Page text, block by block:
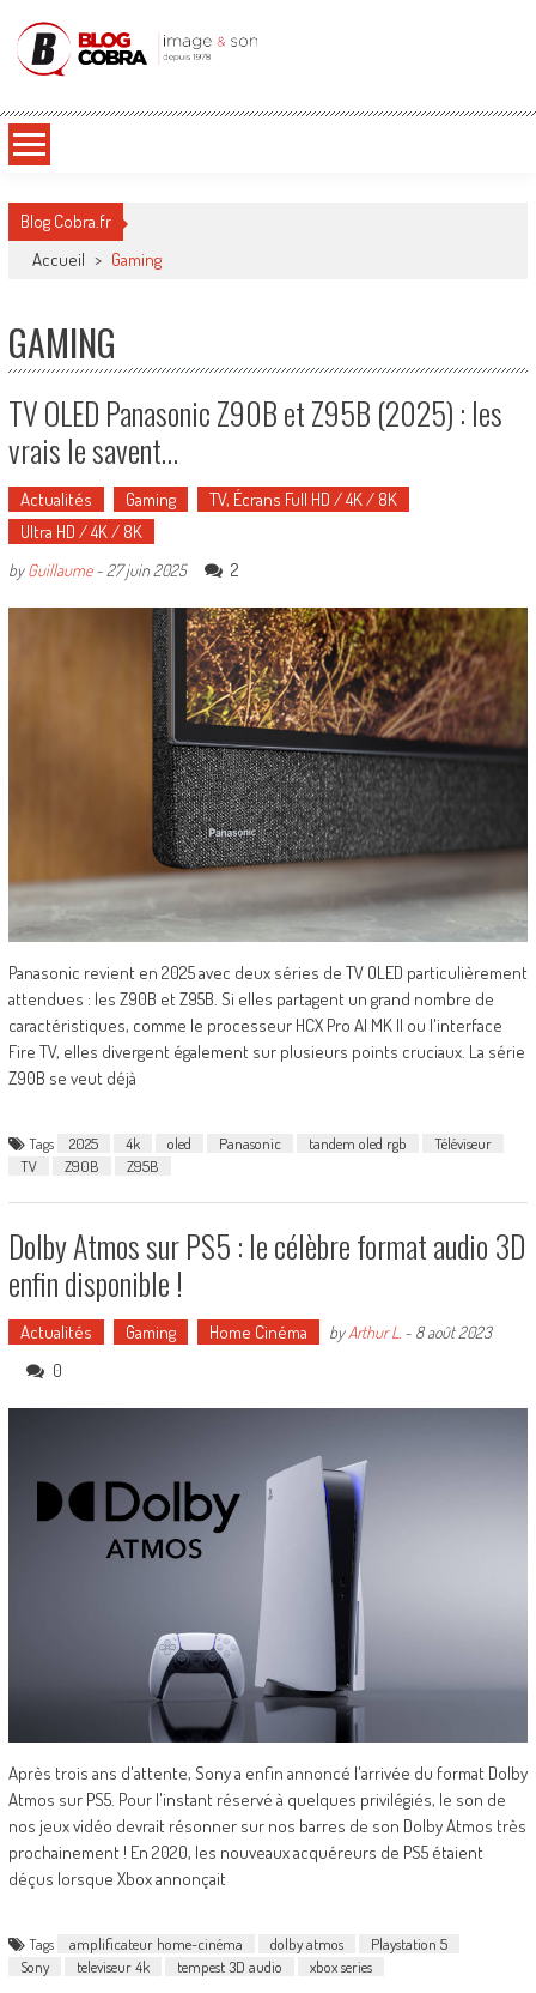
Blog Cobra
Blog Cobra.fr
Accueil > Gaming
GAMING
TV OLED Panasonic Z90B et Z95B (2025) : les
vrais le savent…
Actualités Gaming
TV, Écrans Full HD / 4K / 8K
Ultra HD / 4K / 8K
byGuillaume- 27 juin 2025 2
Panasonic revient en 2025 avec deux séries de TV OLED particulièrement
attendues : les Z90B et Z95B. Si elles partagent un grand nombre de
caractéristiques, comme le processeur HCX Pro AI MK II ou l'interface
Fire TV, elles divergent également sur plusieurs points cruciaux. La série
Z90B se veut déjà
Tags 2025 4k oled Panasonic tandem oled rgb
Téléviseur
TV
Z90B Z95B
Dolby Atmos sur PS5 : le célèbre format audio 3D
enfin disponible !
Actualités Gaming Home Cinéma byArthur L. - 8 août 2023
0
Après trois ans d'attente, Sony a enfin annoncé l'arrivée du format Dolby
Atmos sur PS5. Pour l'instant réservé à quelques privilégiés, le son de
nos jeux vidéo devrait résonner sur nos barres de son Dolby Atmos très
prochainement ! En 2020, les nouveaux acquéreurs de PS5 étaient
déçus lorsque Xbox annonçait
Tags amplificateur home-cinéma dolby atmos
Playstation 5
Sony
televiseur 4k tempest 3D audio xbox series